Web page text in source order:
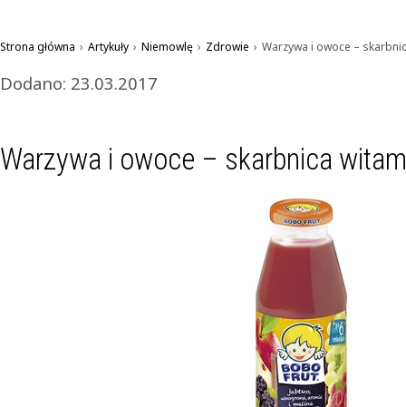
Strona główna › Artykuły › Niemowlę › Zdrowie › Warzywa i owoce –
Dodano: 23.03.2017
Warzywa i owoce – skarbnica